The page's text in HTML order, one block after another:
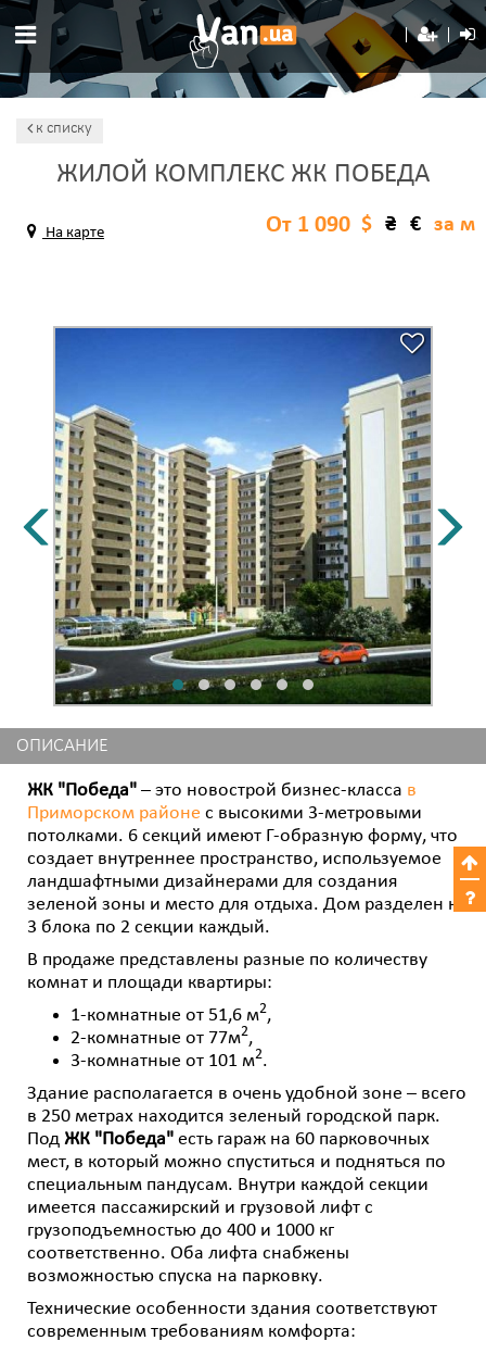
к списку
ЖИЛОЙ КОМПЛЕКС ЖК ПОБЕДА
На карте $ ₴ € за м
От 1 090
ОПИСАНИЕ
ЖК "Победа" – это новострой бизнес-класса в
Приморском районе с высокими 3-метровыми
потолками. 6 секций имеют Г-образную форму, что
создает внутреннее пространство, используемое
ландшафтными дизайнерами для создания
зеленой зоны и место для отдыха. Дом разделен на
3 блока по 2 секции каждый.
В продаже представлены разные по количеству
комнат и площади квартиры:
1-комнатные от 51,6 м2,
2-комнатные от 77м2,
3-комнатные от 101 м2.
Здание располагается в очень удобной зоне – всего
в 250 метрах находится зеленый городской парк.
Под ЖК "Победа" есть гараж на 60 парковочных
мест, в который можно спуститься и подняться по
специальным пандусам. Внутри каждой секции
имеется пассажирский и грузовой лифт с
грузоподъемностью до 400 и 1000 кг
соответственно. Оба лифта снабжены
возможностью спуска на парковку.
Технические особенности здания соответствуют
современным требованиям комфорта: